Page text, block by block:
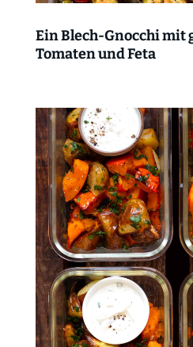
Ein Blech-Gnocchi mit
Tomaten und Feta